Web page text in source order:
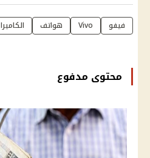
فيفو Vivo هواتف الكاميرا
محتوى مدفوع